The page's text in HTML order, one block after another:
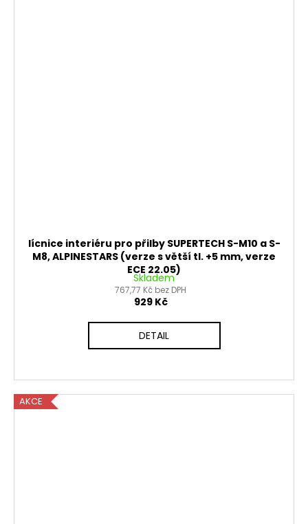
lícnice interiéru pro přilby SUPERTECH S-M10 a S-
M8, ALPINESTARS (verze s větší tl. +5 mm, verze
ECE 22.05)
Skladem
767,77 Kč bez DPH
929 Kč
DETAIL
AKCE